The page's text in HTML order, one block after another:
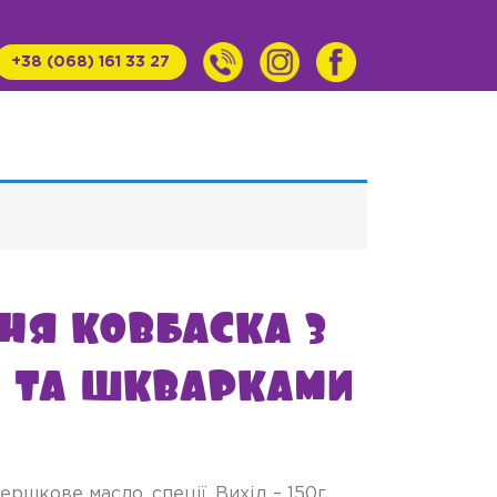
+38 (068) 161 33 27
ковбаска з
шкварками